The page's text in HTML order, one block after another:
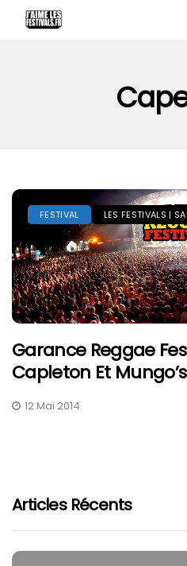
FESTIVAL LES FESTIVALS |
Garance Reggae
Capleton Et Mungo’s
12 Mai 2014
Articles Récents